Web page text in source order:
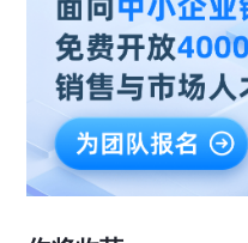
成为
三节课X工信部AI岗